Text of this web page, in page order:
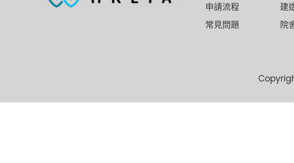
申請流程
常見問題
建
院